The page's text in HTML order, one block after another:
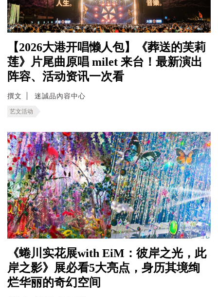
【2026大港开唱懒人包】《葬送的芙莉
莲》片尾曲原唱 milet 来台！最新演出
阵容、活动资讯一次看
撰文 迷誠品內容中心
艺文活动
《蜷川实花展with EiM：彼岸之光，此
岸之影》展必看5大亮点，身历其境绚
烂华丽的奇幻空间